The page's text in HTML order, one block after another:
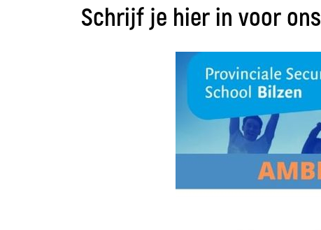
Schrijf je hier in voor